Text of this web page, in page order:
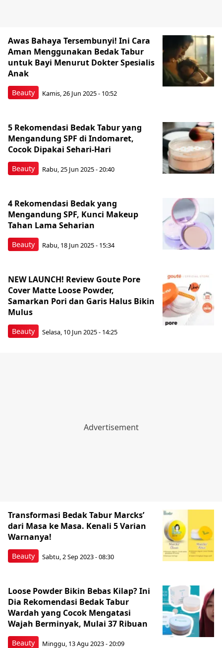
Beauty
Awas Bahaya Tersembunyi! Ini Cara
Aman Menggunakan Bedak Tabur
untuk Bayi Menurut Dokter Spesialis
Anak
Kamis, 26 Jun 2025 - 10:52
Beauty
5 Rekomendasi Bedak Tabur yang
Mengandung SPF di Indomaret,
Cocok Dipakai Sehari-Hari
Rabu, 25 Jun 2025 - 20:40
Beauty
4 Rekomendasi Bedak yang
Mengandung SPF, Kunci Makeup
Tahan Lama Seharian
Rabu, 18 Jun 2025 - 15:34
Beauty
NEW LAUNCH! Review Goute Pore
Cover Matte Loose Powder,
Samarkan Pori dan Garis Halus Bikin
Mulus
Selasa, 10 Jun 2025 - 14:25
Beauty
Transformasi Bedak Tabur Marcks’
dari Masa ke Masa. Kenali 5 Varian
Warnanya!
Sabtu, 2 Sep 2023 - 08:30
Beauty
Loose Powder Bikin Bebas Kilap? Ini
Dia Rekomendasi Bedak Tabur
Wardah yang Cocok Mengatasi
Wajah Berminyak, Mulai 37 Ribuan
Minggu, 13 Agu 2023 - 20:09